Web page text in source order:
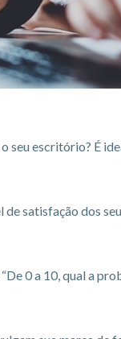
seu escritório? É
satisfação dos
0 a 10, qual a